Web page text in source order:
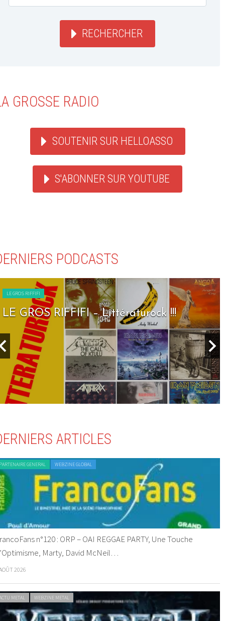
RECHERCHER
GROSSE RADIO
SOUTENIR SUR HELLOASSO
S'ABONNER SUR YOUTUBE
PODCASTS
LE GROS RIFFIFI
LE GROS RIFFIFI – Littératurock !!!
ARTICLES
GENERAL WEBZINE GLOBAL
n°120 : ORP – OAI REGGAE PARTY, Une Touche
Marty, David McNeil…
2026
METAL WEBZINE METAL